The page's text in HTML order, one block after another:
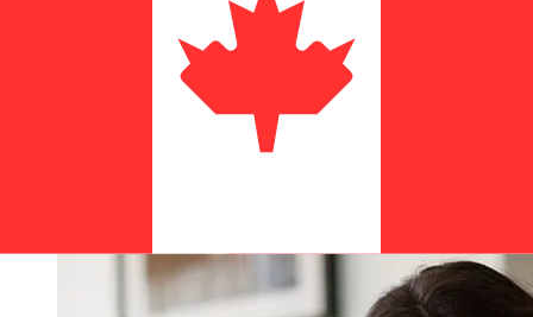
avec National Bank of Denmark de Danemark à Canada
varient selon le mode de paiement et le moment de la
transaction. En général, les virements bancaires
internationaux prennent de 1 à 5 jours ouvrables. Des
facteurs tels que les jours fériés bancaires et les
contrôles de sécurité peuvent également influencer la